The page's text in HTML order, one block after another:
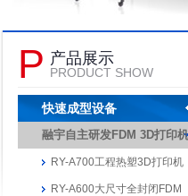
产品展示
P PRODUCT SHOW
快速成型设备
融宇自主研发FDM 3D打印机
RY-A700工程热塑3D打印机
RY-A600大尺寸全封闭FDM